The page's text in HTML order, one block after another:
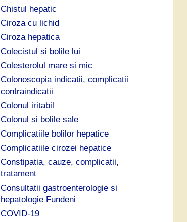
Chistul hepatic
Ciroza cu lichid
Ciroza hepatica
Colecistul si bolile lui
Colesterolul mare si mic
Colonoscopia indicatii, complicatii
contraindicatii
Colonul iritabil
Colonul si bolile sale
Complicatiile bolilor hepatice
Complicatiile cirozei hepatice
Constipatia, cauze, complicatii,
tratament
Consultatii gastroenterologie si
hepatologie Fundeni
COVID-19